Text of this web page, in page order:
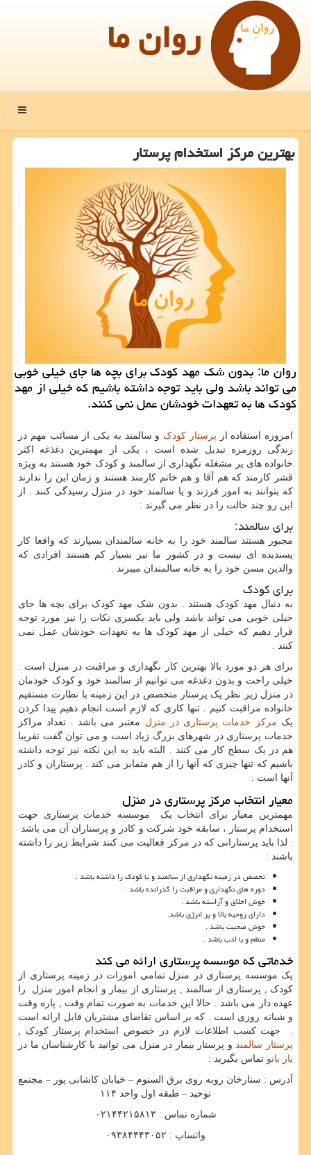
روان ما
منو
بهترین مركز استخدام پرستار
روان ما: بدون شك مهد كودك برای بچه ها جای خیلی خوبی
می تواند باشد ولی باید توجه داشته باشیم كه خیلی از مهد
كودك ها به تعهدات خودشان عمل نمی كنند.
امروزه استفاده از پرستار کودک و سالمند به یکی از مسائب مهم در
زندگی روزمره تبدیل شده است ، یکی از مهمترین دغذغه اکثر
خانواده های پر مشغله نگهداری از سالمند و کودک خود هستند به ویژه
قشر کارمند که هم آقا و هم خانم کارمند هستند و زمان این را ندارند
که بتوانند به امور فرزند و یا سالمند خود در منزل رسیدگی کنند . از
این رو چند حالت را در نظر می گیرند :
برای سالمند:
مجبور هستند سالمند خود را به خانه سالمندان بسپارند که واقعا کار
پسندیده ای نیست و در کشور ما نیز بسیار کم هستند افرادی که
والدین مسن خود را به خانه سالمندان میبرند .
برای کودک
به دنبال مهد کودک هستند . بدون شک مهد کودک برای بچه ها جای
خیلی خوبی می تواند باشد ولی باید یکسری نکات را نیز مورد توجه
قرار دهیم که خیلی از مهد کودک ها به تعهدات خودشان عمل نمی
کنند .
برای هر دو مورد بالا بهترین کار نگهداری و مراقبت در منزل است .
خیلی راحت و بدون دغدغه می توانیم از سالمند خود و کودک خودمان
در منزل زیر نظر یک پرستار متخصص در این زمینه با نظارت مستقیم
خانواده مراقبت کنیم . تنها کاری که لازم است انجام دهیم پیدا کردن
یک مرکز خدمات پرستاری در منزل معتبر می باشد . تعداد مراکز
خدمات پرستاری در شهرهای بزرگ زیاد است و می توان گفت تقریبا
هم در یک سطح کار می کنند . البته باید به این نکته نیز توجه داشته
باشیم که تنها چیزی که آنها را از هم متمایز می کند . پرستاران و کادر
آنها است .
معیار انتخاب مرکز پرستاری در منزل
مهمترین معیار برای انتخاب یک موسسه خدمات پرستاری جهت
استخدام پرستار ، سابقه خود شرکت و کادر و پرستاران آن می باشد
. لذا باید پرستارانی که در مرکز فعالیت می کنند شرایط زیر را داشته
باشند :
تخصص در زمینه نگهداری از سالمند و یا کودک را داشته باشد .
دوره های نگهداری و مراقبت را گذرانده باشد .
خوش اخلاق و آراسته باشد .
دارای روحیه بالا و پر انرژی باشد.
خوش صحبت باشد .
منظم و با ادب باشد .
خدماتی که موسسه پرستاری ارائه می کند
یک موسسه پرستاری در منزل تمامی امورات در زمینه پرستاری از
کودک , پرستاری از سالمند , پرستاری از بیمار و انجام امور منزل را
عهده دار می باشد . حالا این خدمات به صورت تمام وقت , پاره وقت
و شبانه روزی است . که بر اساس تقاضای مشتریان قابل ارائه است
. جهت کسب اطلاعات لازم در خصوص استخدام پرستار کودک ,
پرستار سالمندو پرستار بیمار در منزل می توانید با کارشناسان ما در
یار بانو تماس بگیرید :
آدرس : ستارخان روبه روی برق الستوم – خیابان کاشانی پور – مجتمع
توحید – طبقه اول واحد ۱۱۴
شماره تماس : ۰۲۱۴۴۲۱۵۸۱۳
واتساپ : ۰۹۳۸۴۴۴۳۰۵۲